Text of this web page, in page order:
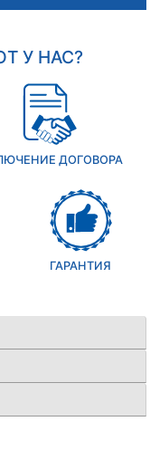
У НАС?
ДОГОВОРА
ГАРАНТИЯ